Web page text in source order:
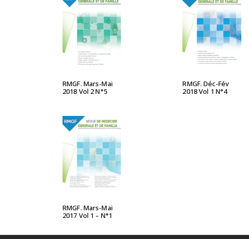
LIRE LA SUITE
RMGF. Mars-Mai
2018 Vol 2 N°5
LIRE LA SUITE
RMGF. Déc-Fév
2018 Vol 1 N°4
LIRE LA SUITE
RMGF. Mars-Mai
2017 Vol 1 – N°1